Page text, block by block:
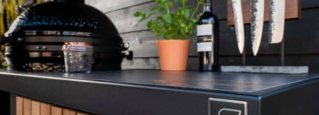
Omringd met dierbaren ontstaan nieuwe
ideeën, vriendschappen en onvergetelijke
momenten. Samen genieten van de mooiste
ingrediënten en smaken verwerkt tot
authentieke gerechten, dat is wat ons drijft.